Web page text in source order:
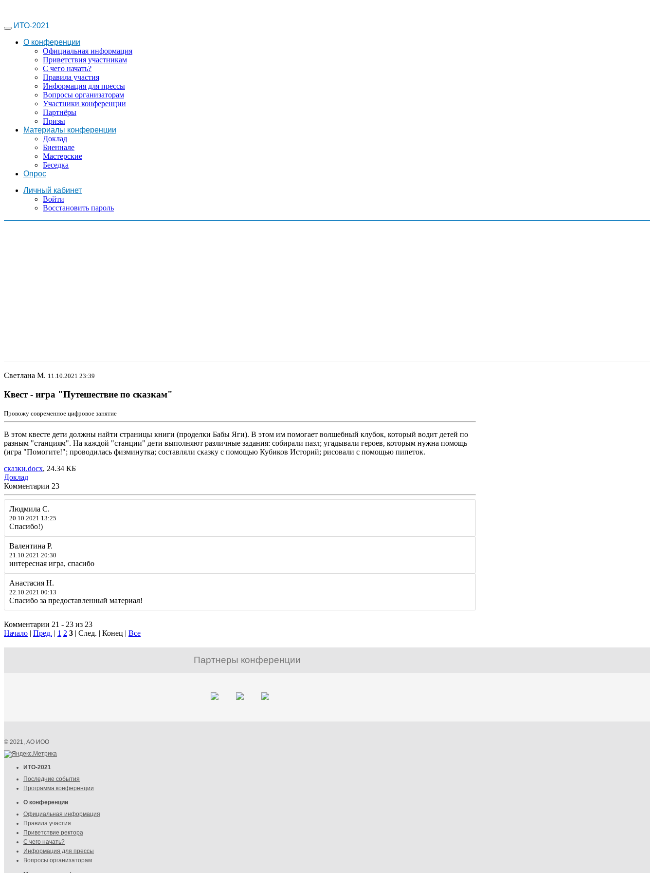
ИТО-2021
О конференции
Официальная информация
Приветствия участникам
С чего начать?
Правила участия
Информация для прессы
Вопросы организаторам
Участники конференции
Партнёры
Призы
Материалы конференции
Доклад
Биеннале
Мастерские
Беседка
Опрос
Личный кабинет
Войти
Восстановить пароль
Светлана М. 11.10.2021 23:39
Квест - игра "Путешествие по сказкам"
Провожу современное цифровое занятие
В этом квесте дети должны найти страницы книги (проделки Бабы Яги). В этом им помогает волшебный клубок, который водит детей по
разным "станциям". На каждой "станции" дети выполняют различные задания: собирали пазл; угадывали героев, которым нужна помощь
(игра "Помогите!"; проводилась физминутка; составляли сказку с помощью Кубиков Историй; рисовали с помощью пипеток.
сказки.docx, 24.34 КБ
Доклад
Комментарии 23
Людмила С.
20.10.2021 13:25
Спасибо!)
Валентина Р.
21.10.2021 20:30
интересная игра, спасибо
Анастасия Н.
22.10.2021 00:13
Спасибо за предоставленный материал!
Комментарии 21 - 23 из 23
Начало | Пред. | 1 2 3 | След. | Конец | Все
Партнеры конференции
© 2021, АО ИОО
ИТО-2021
Последние события
Программа конференции
О конференции
Официальная информация
Правила участия
Приветствие ректора
С чего начать?
Информация для прессы
Вопросы организаторам